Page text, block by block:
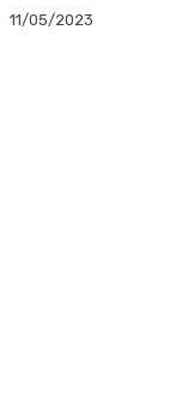
11/05/2023